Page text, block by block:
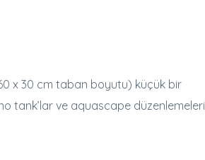
x 30 cm taban boyutu) küçük bir
tank’lar ve aquascape düzenlemeleri